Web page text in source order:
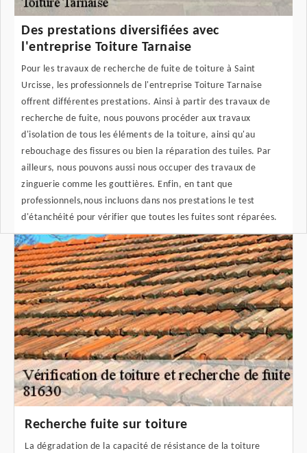
Des prestations diversifiées avec
l'entreprise Toiture Tarnaise
Pour les travaux de recherche de fuite de toiture à Saint
Urcisse, les professionnels de l'entreprise Toiture Tarnaise
offrent différentes prestations. Ainsi à partir des travaux de
recherche de fuite, nous pouvons procéder aux travaux
d'isolation de tous les éléments de la toiture, ainsi qu'au
rebouchage des fissures ou bien la réparation des tuiles. Par
ailleurs, nous pouvons aussi nous occuper des travaux de
zinguerie comme les gouttières. Enfin, en tant que
professionnels,nous incluons dans nos prestations le test
d'étanchéité pour vérifier que toutes les fuites sont réparées.
Recherche fuite sur toiture
La dégradation de la capacité de résistance de la toiture